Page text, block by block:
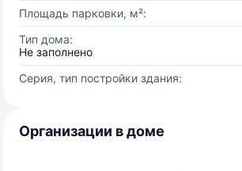
Площадь парковки, м²:
Тип дома:
Не заполнено
Серия, тип постройки здания:
Организации в доме